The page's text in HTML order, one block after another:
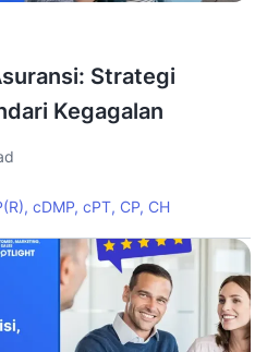
Strategi
Kegagalan
cDMP, cPT, CP, CH